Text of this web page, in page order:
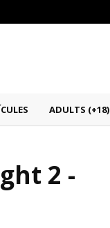
ADULTS (+18)
2 -